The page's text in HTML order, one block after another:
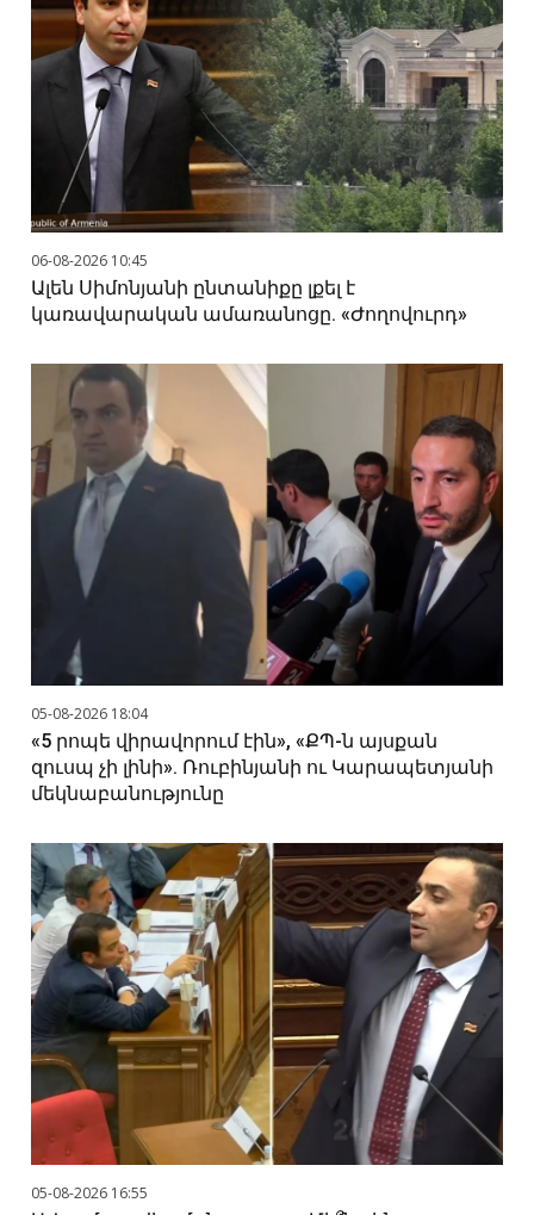
06-08-2026 10:45
Ալեն Սիմոնյանի ընտանիքը լքել է
կառավարական ամառանոցը. «Ժողովուրդ»
05-08-2026 18:04
«5 րոպե վիրավորում էին», «ՔՊ-ն այսքան
զուսպ չի լինի». Ռուբինյանի ու Կարապետյանի
մեկնաբանությունը
05-08-2026 16:55